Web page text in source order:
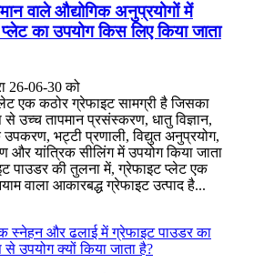
वाले औद्योगिक अनुप्रयोगों में
का उपयोग किस लिए किया जाता
26-06-30 को
एक कठोर ग्रेफाइट सामग्री है जिसका
उच्च तापमान प्रसंस्करण, धातु विज्ञान,
उपकरण, भट्टी प्रणाली, विद्युत अनुप्रयोग,
और यांत्रिक सीलिंग में उपयोग किया जाता
पाउडर की तुलना में, ग्रेफाइट प्लेट एक
वाला आकारबद्ध ग्रेफाइट उत्पाद है...